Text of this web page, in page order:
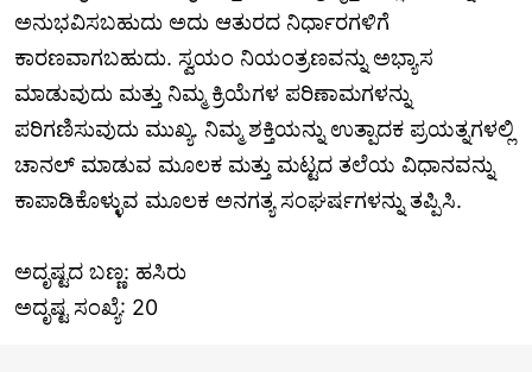
ಅನುಭವಿಸಬಹುದು ಅದು ಆತುರದ ನಿರ್ಧಾರಗಳಿಗೆ
ಕಾರಣವಾಗಬಹುದು. ಸ್ವಯಂ ನಿಯಂತ್ರಣವನ್ನು ಅಭ್ಯಾಸ
ಮಾಡುವುದು ಮತ್ತು ನಿಮ್ಮ ಕ್ರಿಯೆಗಳ ಪರಿಣಾಮಗಳನ್ನು
ಪರಿಗಣಿಸುವುದು ಮುಖ್ಯ. ನಿಮ್ಮ ಶಕ್ತಿಯನ್ನು ಉತ್ಪಾದಕ ಪ್ರಯತ್ನಗಳಲ್ಲಿ
ಚಾನಲ್ ಮಾಡುವ ಮೂಲಕ ಮತ್ತು ಮಟ್ಟದ ತಲೆಯ ವಿಧಾನವನ್ನು
ಕಾಪಾಡಿಕೊಳ್ಳುವ ಮೂಲಕ ಅನಗತ್ಯ ಸಂಘರ್ಷಗಳನ್ನು ತಪ್ಪಿಸಿ.
ಅದೃಷ್ಟದ ಬಣ್ಣ: ಹಸಿರು
ಅದೃಷ್ಟ ಸಂಖ್ಯೆ: 20